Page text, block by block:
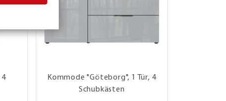
4
Kommode "Göteborg", 1 Tür, 4
Schubkästen